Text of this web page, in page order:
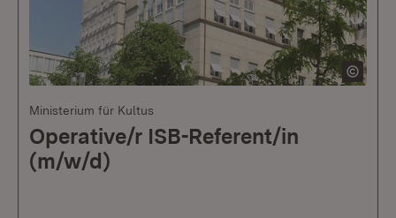
Ministerium für Kultus
Operative/r ISB-Referent/in
(m/w/d)